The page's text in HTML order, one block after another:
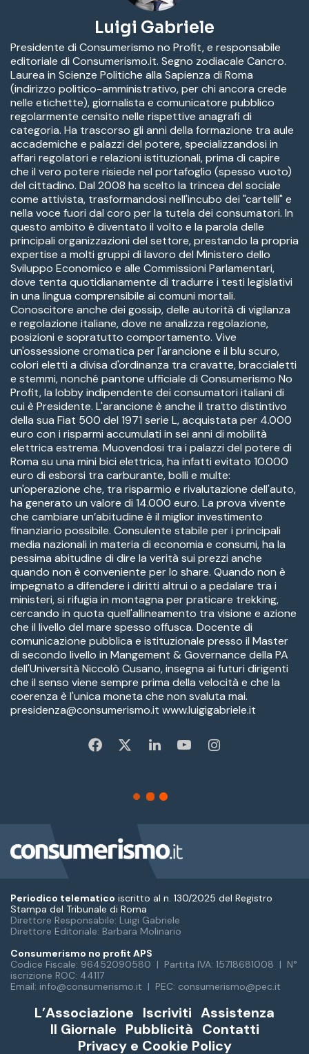
Periodico telematico iscritto al n. 130/2025 del Registro
Stampa del Tribunale di Roma
Direttore Responsabile: Luigi Gabriele
Direttore Editoriale: Barbara Molinario
Consumerismo no profit APS
Codice Fiscale: 96452090580 | Partita IVA: 15718681008 | N°
iscrizione ROC: 44117
Email: info@consumerismo.it | PEC: consumerismo@pec.it
L’Associazione Iscriviti Assistenza
Il Giornale Pubblicità Contatti
Privacy e Cookie Policy